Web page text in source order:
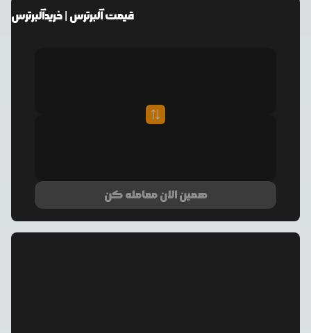
قیمتآلبرترس | خریدآلبرترس
همین الان معامله کن